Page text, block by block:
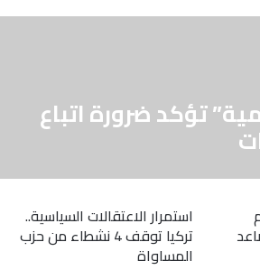
تؤكد ضرورة اتباع
استمرار الاعتقالات السياسية..
تركيا توقف 4 نشطاء من حزب
المساواة